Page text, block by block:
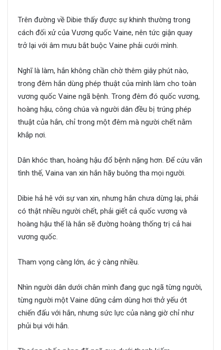
Trên đường về Dibie thấy được sự khinh thường trong
cách đối xử của Vương quốc Vaine, nên tức giận quay
trở lại với âm mưu bắt buộc Vaine phải cưới mình.
Nghĩ là làm, hắn không chần chờ thêm giây phút nào,
trong đêm hắn dùng phép thuật của mình làm cho toàn
vương quốc Vaine ngã bệnh. Trong đêm đó quốc vương,
hoàng hậu, công chúa và người dân đều bị trúng phép
thuật của hắn, chỉ trong một đêm mà người chết nằm
khắp nơi.
Dân khóc than, hoàng hậu đổ bệnh nặng hơn. Để cứu vãn
tình thế, Vaina van xin hắn hãy buông tha mọi người.
Dibie hả hê với sự van xin, nhưng hắn chưa dừng lại, phải
có thật nhiều người chết, phải giết cả quốc vương và
hoàng hậu thế là hắn sẽ đường hoàng thống trị cả hai
vương quốc.
Tham vọng càng lớn, ác ý càng nhiều.
Nhìn người dân dưới chân mình đang gục ngã từng người,
từng người một Vaine dũng cảm dùng hơi thở yếu ớt
chiến đấu với hắn, nhưng sức lực của nàng giờ chỉ như
phủi bụi với hắn.